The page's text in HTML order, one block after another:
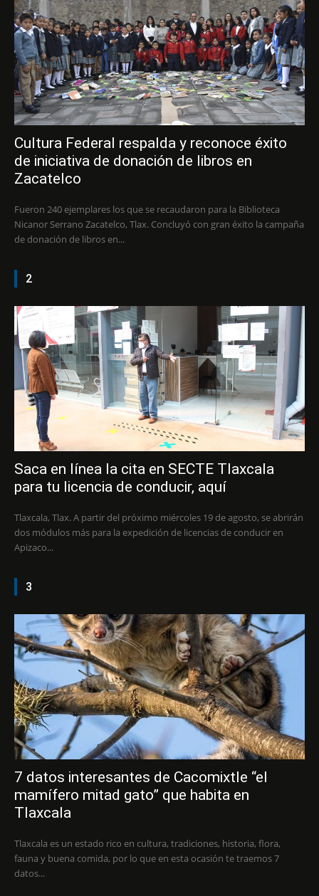
Cultura Federal respalda y reconoce éxito
de iniciativa de donación de libros en
Zacatelco
Fueron 240 ejemplares los que se recaudaron para la Biblioteca
Nicanor Serrano Zacatelco, Tlax. Concluyó con gran éxito la campaña
de donación de libros en...
2
Saca en línea la cita en SECTE Tlaxcala
para tu licencia de conducir, aquí
Tlaxcala, Tlax. A partir del próximo miércoles 19 de agosto, se abrirán
dos módulos más para la expedición de licencias de conducir en
Apizaco...
3
7 datos interesantes de Cacomixtle “el
mamífero mitad gato” que habita en
Tlaxcala
Tlaxcala es un estado rico en cultura, tradiciones, historia, flora,
fauna y buena comida, por lo que en esta ocasión te traemos 7
datos...